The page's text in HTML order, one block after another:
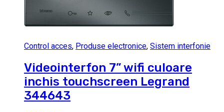
Control acces, Produse electronice, Sistem interfonie
Videointerfon 7” wifi culoare
inchis touchscreen Legrand
344643